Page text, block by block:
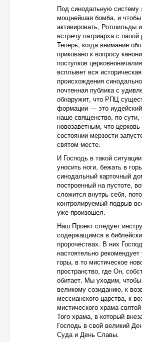
Под синодальную систему
мощнейшая бомба, и чтобы
активировать, Ротшильды
встречу патриарха с
Теперь, когда внимание
приковано к вопросу
поступков
всплывет вся
происхождения
почтенная публика с
обнаружит, что РПЦ
формации — это
наше священство, по сути,
новозаветным, что
состоянии мерзости
святом месте.
И Господь в такой
уносить ноги, бежать в
синодальный карточный
построенный на пустоте,
сложится внутрь себя,
контролируемый подрыв
уже произошел.
Наш Проект следует
содержащимся в
пророчествах. В них
настоятельно рекомендует
горы, в то мистическое
пространство, где Он,
обитает. Мы уходим, чтобы
великому созиданию, к
мессианского царства, к
мистического храма
Того храма, в который
Господь в свой великий
Суда и День Славы.